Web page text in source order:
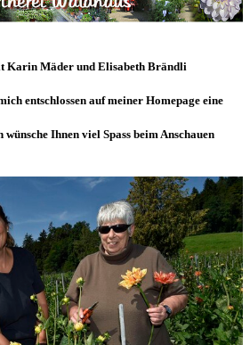
Karin Mäder und Elisabeth Brändli
entschlossen auf meiner Homepage eine
Ihnen viel Spass beim Anschauen